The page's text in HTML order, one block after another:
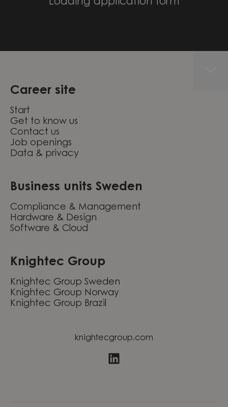
Loading application form
Career site
Start
Get to know us
Contact us
Job openings
Data & privacy
Business units Sweden
Compliance & Management
Hardware & Design
Software & Cloud
Knightec Group
Knightec Group Sweden
Knightec Group Norway
Knightec Group Brazil
knightecgroup.com